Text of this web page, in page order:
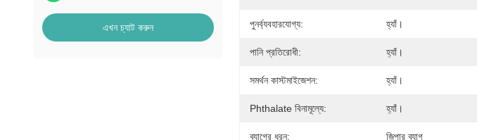
এখন চ্যাট করুন পুনর্ব্যবহারযোগ্য: হ্যাঁ।
পানি প্রতিরোধী: হ্যাঁ।
সমর্থন কাস্টমাইজেশন: হ্যাঁ।
Phthalate বিনামূল্যে: হ্যাঁ।
ব্যাগের ধরন: জিপার ব্যাগ